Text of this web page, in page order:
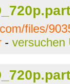
files/
- versuchen